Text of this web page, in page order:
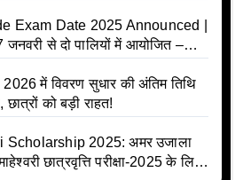
Exam Date 2025 Announced |
जनवरी से दो पालियों में आयोजित –
में विवरण सुधार की अंतिम तिथि
को बड़ी राहत!
Scholarship 2025: अमर उजाला
छात्रवृत्ति परीक्षा-2025 के लिए